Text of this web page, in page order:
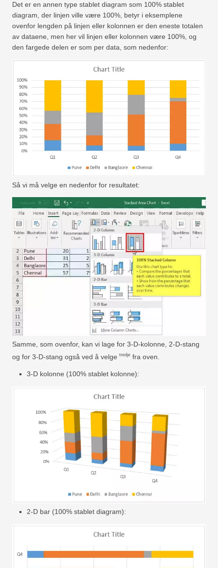
Det er en annen type stablet diagram som 100% stablet
diagram, der linjen ville være 100%, betyr i eksemplene
ovenfor lengden på linjen eller kolonnen er den eneste totalen
av dataene, men her vil linjen eller kolonnen være 100%, og
den fargede delen er som per data, som nedenfor:
Så vi må velge en nedenfor for resultatet:
Samme, som ovenfor, kan vi lage for 3-D-kolonne, 2-D-stang
og for 3-D-stang også ved å velge tredje fra oven.
3-D kolonne (100% stablet kolonne):
2-D bar (100% stablet diagram):